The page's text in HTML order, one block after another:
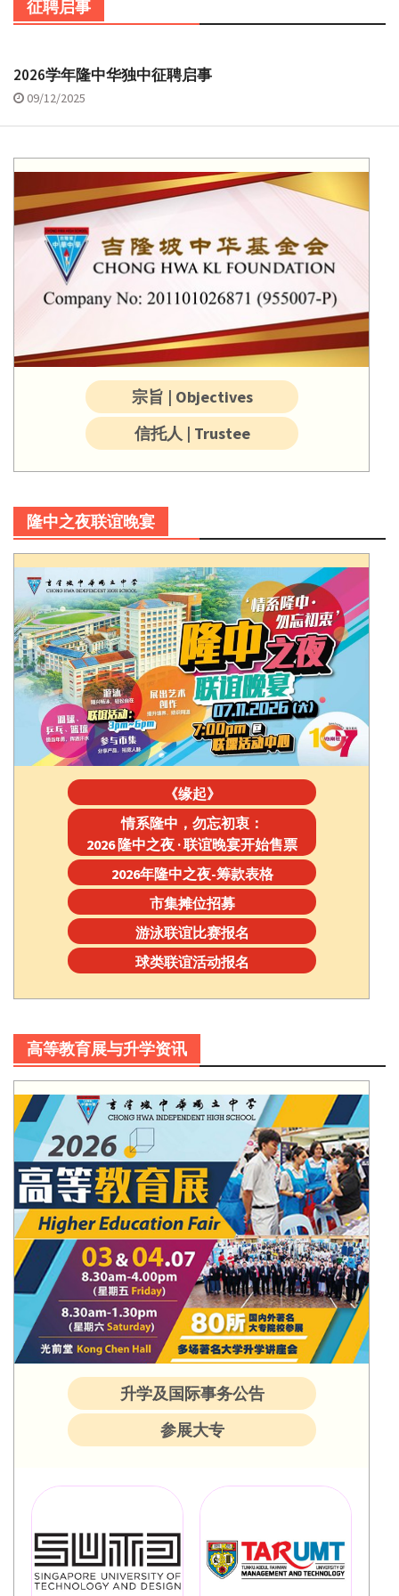
征聘启事
2026学年隆中华独中征聘启事
09/12/2025
宗旨 | Objectives
信托人 | Trustee
隆中之夜联谊晚宴
《缘起》
情系隆中，勿忘初衷：
2026 隆中之夜 · 联谊晚宴开始售票
2026年隆中之夜-筹款表格
市集摊位招募
游泳联谊比赛报名
球类联谊活动报名
高等教育展与升学资讯
升学及国际事务公告
参展大专